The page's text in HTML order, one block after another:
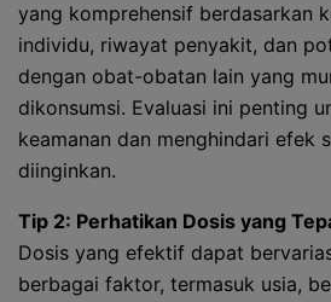
yang komprehensif berdasarkan
individu, riwayat penyakit, dan
dengan obat-obatan lain yang
dikonsumsi. Evaluasi ini penting
keamanan dan menghindari efek
diinginkan.
Tip 2: Perhatikan Dosis yang
Dosis yang efektif dapat
berbagai faktor, termasuk usia,